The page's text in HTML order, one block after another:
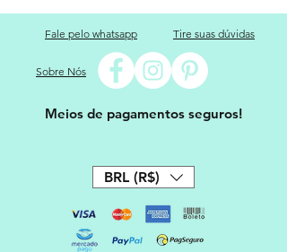
Fale pelo whatsapp Tire suas dúvidas
Sobre Nós
Meios de pagamentos seguros!
BRL (R$)